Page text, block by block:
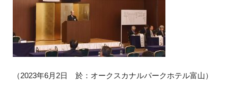
（2023年6月2日 於：オークスカナルパークホテル富山）